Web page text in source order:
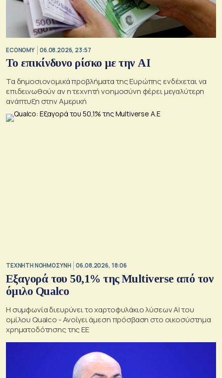
ECONOMY 06.08.2026, 23:57
Το επικίνδυνο ρίσκο με την ΑΙ
Τα δημοσιονομικά προβλήματα της Ευρώπης ενδέχεται να
επιδεινωθούν αν η τεχνητή νοημοσύνη φέρει μεγαλύτερη
ανάπτυξη στην Αμερική
TΕΧΝΗΤΗ ΝΟΗΜΟΣΥΝΗ 06.08.2026, 18:06
Εξαγορά του 50,1% της Multiverse από τον
όμιλο Qualco
Η συμφωνία διευρύνει το χαρτοφυλάκιο λύσεων ΑΙ του
ομίλου Qualco - Ανοίγει άμεση πρόσβαση στο οικοσύστημα
χρηματοδότησης της ΕΕ